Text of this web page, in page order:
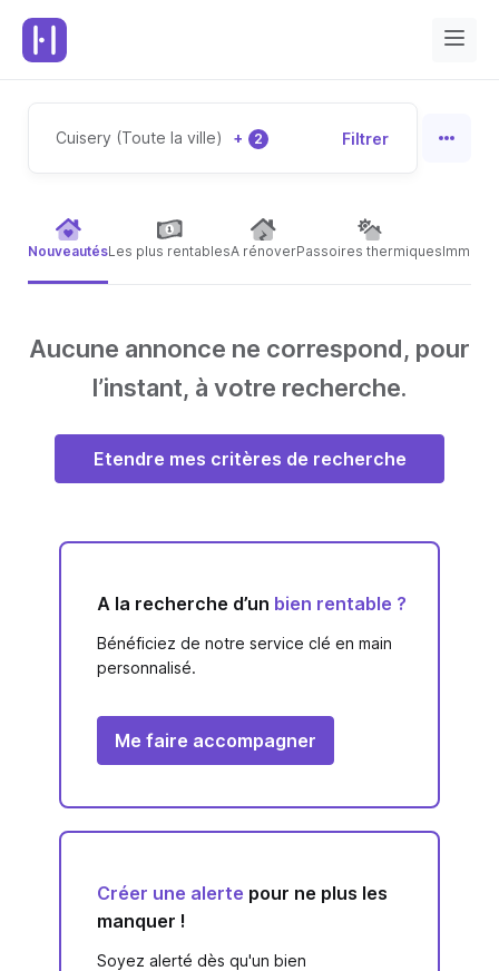
Cuisery (Toute la ville) + 2 Filtrer
NouveautésLes plus rentablesA rénoverPassoires thermiques
Aucune annonce ne correspond, pour
l’instant, à votre recherche.
Etendre mes critères de recherche
A la recherche d’un bien rentable ?
Bénéficiez de notre service clé en main
personnalisé.
Me faire accompagner
Créer une alerte pour ne plus les
manquer !
Soyez alerté dès qu'un bien